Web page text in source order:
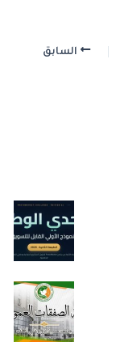
السابق